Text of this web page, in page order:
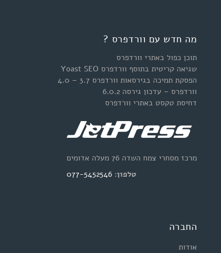
מה חדש עם וורדפרס ?
תוכן כפול באתרי וורדפרס
שגיאה קריטית בתוסף וורדפרס Yoast SEO
הפסקת תמיכה בגירסאות וורדפרס 3.7 – 4.0
וורדפרס – עדכון גירסה 6.0.2
דחיסת טקסט באתרי וורדפרס
מרכז מסחרי צמח השדה 76 מעלה אדומים
טלפון: 077-5452546
החברה
אודות